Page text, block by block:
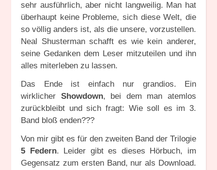
sehr ausführlich, aber nicht langweilig. Man hat
überhaupt keine Probleme, sich diese Welt, die
so völlig anders ist, als die unsere, vorzustellen.
Neal Shusterman schafft es wie kein anderer,
seine Gedanken dem Leser mitzuteilen und ihn
alles miterleben zu lassen.
Das Ende ist einfach nur grandios. Ein
wirklicher Showdown, bei dem man atemlos
zurückbleibt und sich fragt: Wie soll es im 3.
Band bloß enden???
Von mir gibt es für den zweiten Band der Trilogie
5 Federn. Leider gibt es dieses Hörbuch, im
Gegensatz zum ersten Band, nur als Download.